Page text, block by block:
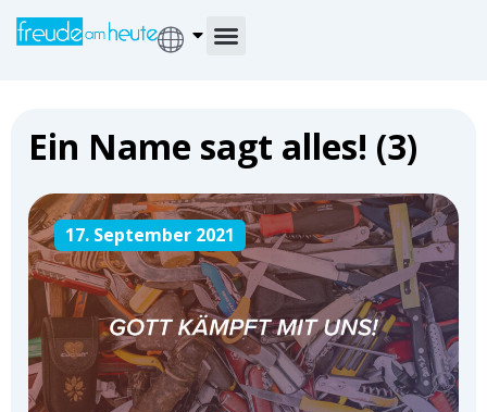
Ein Name sagt alles! (3)
17. September 2021